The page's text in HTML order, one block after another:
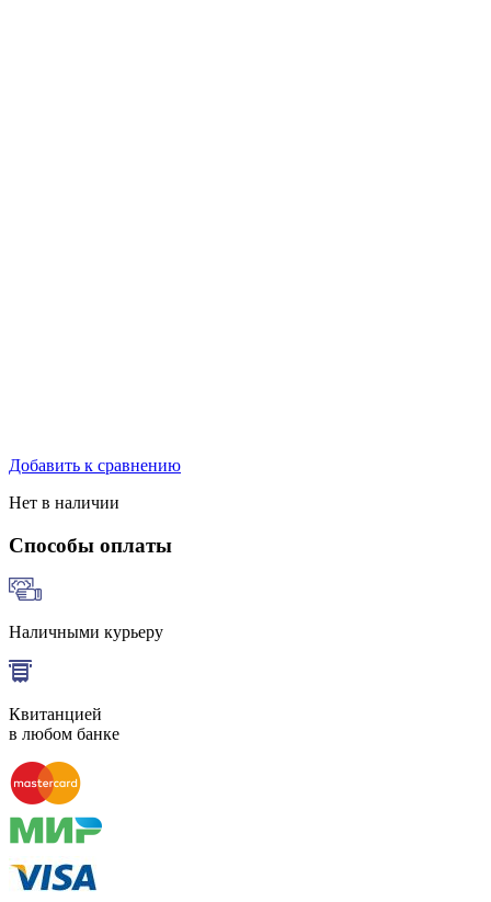
Добавить к сравнению
Нет в наличии
Способы оплаты
Наличными курьеру
Квитанцией
в любом банке